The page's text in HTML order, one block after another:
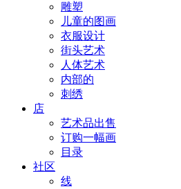
雕塑
儿童的图画
衣服设计
街头艺术
人体艺术
内部的
刺绣
店
艺术品出售
订购一幅画
目录
社区
线